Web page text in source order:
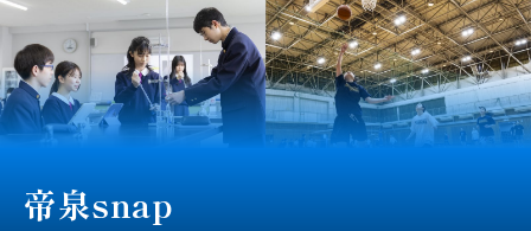
帝泉snap